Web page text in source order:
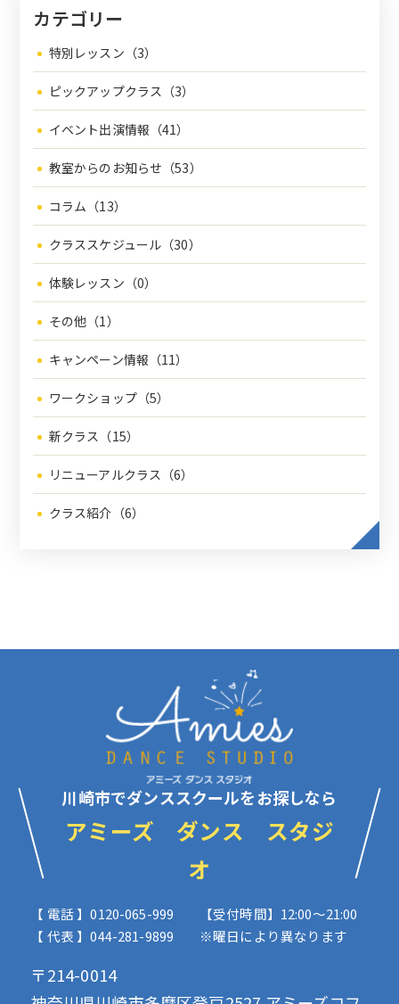
カテゴリー
特別レッスン（3）
ピックアップクラス（3）
イベント出演情報（41）
教室からのお知らせ（53）
コラム（13）
クラススケジュール（30）
体験レッスン（0）
その他（1）
キャンペーン情報（11）
ワークショップ（5）
新クラス（15）
リニューアルクラス（6）
クラス紹介（6）
川崎市でダンススクールをお探しなら
アミーズ ダンス スタジ
オ
【 電話 】0120-065-999
【 代表 】044-281-9899
【受付時間】12:00〜21:00
※曜日により異なります
〒214-0014